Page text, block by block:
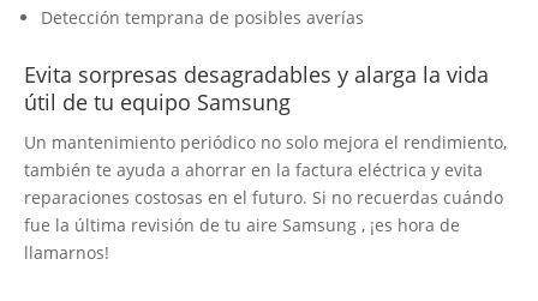
Detección temprana de posibles averías
Evita sorpresas desagradables y alarga la vida
útil de tu equipo Samsung
Un mantenimiento periódico no solo mejora el rendimiento,
también te ayuda a ahorrar en la factura eléctrica y evita
reparaciones costosas en el futuro. Si no recuerdas cuándo
fue la última revisión de tu aire Samsung , ¡es hora de
llamarnos!